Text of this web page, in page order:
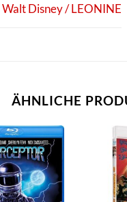
Walt Disney / LEONINE
ÄHNLICHE